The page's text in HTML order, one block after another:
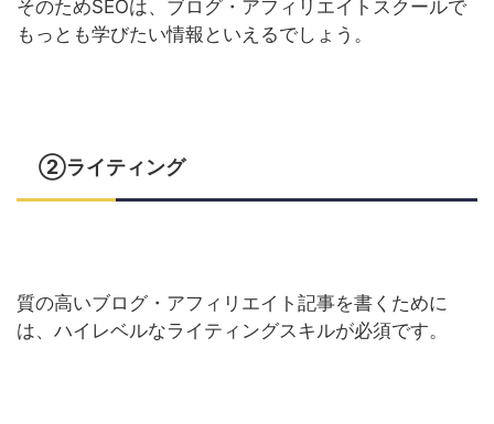
そのためSEOは、ブログ・アフィリエイトスクールで
もっとも学びたい情報といえるでしょう。
②ライティング
質の高いブログ・アフィリエイト記事を書くために
は、ハイレベルなライティングスキルが必須です。